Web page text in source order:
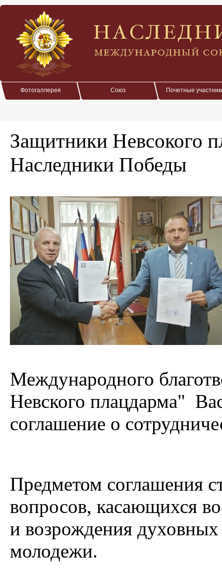
Фотогаллерея Союз Почетные
Защитники Невсокого
Наследники Победы
Международного
Невского плацдарма"
соглашение о
Предметом соглашения
вопросов, касающихся
и возрождения
молодежи.